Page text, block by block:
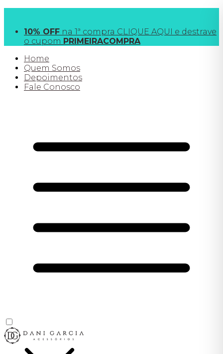
10% OFF na 1ª compra CLIQUE AQUI e destrave
o cupom PRIMEIRACOMPRA
Home
Quem Somos
Depoimentos
Fale Conosco